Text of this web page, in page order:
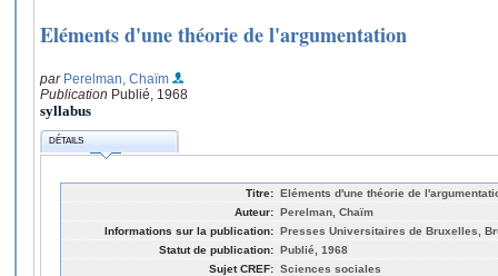
Eléments d'une théorie de l'argumentation
par Perelman, Chaïm
Publication Publié, 1968
syllabus
DÉTAILS
Titre: Eléments d'une théorie de
Auteur: Perelman, Chaïm
Informations sur la publication: Presses Universitaires de Bruxelles,
Statut de publication: Publié, 1968
Sujet CREF: Sciences sociales